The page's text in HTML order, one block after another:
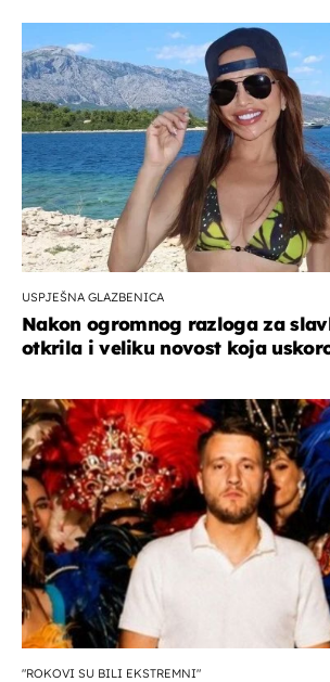
USPJEŠNA GLAZBENICA
Nakon ogromnog razloga za
otkrila i veliku novost koja
"ROKOVI SU BILI EKSTREMNI"